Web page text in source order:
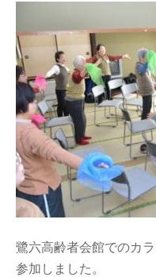
鷺六高齢者会館でのカ
参加しました。